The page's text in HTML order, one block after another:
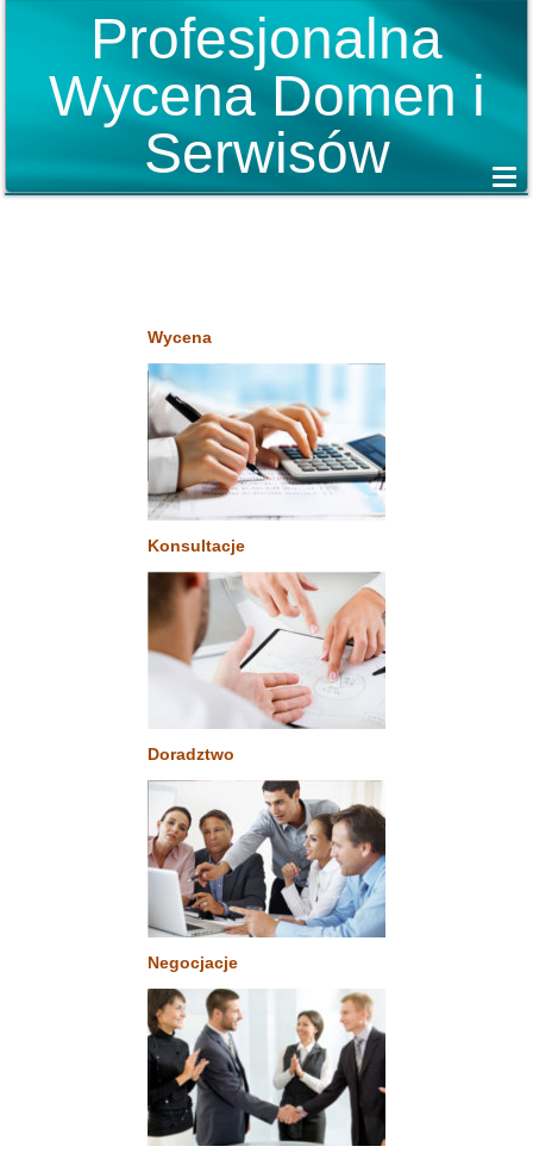
Profesjonalna
Wycena Domen i
Serwisów
Wycena
Konsultacje
Doradztwo
Negocjacje